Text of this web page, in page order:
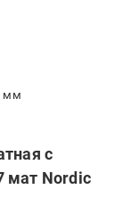
мм
с
мат Nordic